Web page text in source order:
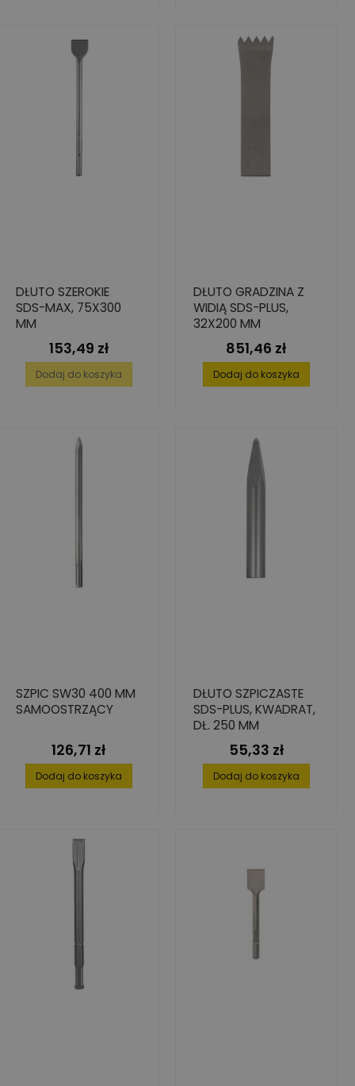
DŁUTO SZEROKIE
SDS-MAX, 75X300
MM
Cena
153,49 zł
Dodaj do koszyka
DŁUTO GRADZINA Z
WIDIĄ SDS-PLUS,
32X200 MM
Cena
851,46 zł
Dodaj do koszyka
SZPIC SW30 400 MM
SAMOOSTRZĄCY
Cena
126,71 zł
Dodaj do koszyka
DŁUTO SZPICZASTE
SDS-PLUS, KWADRAT,
DŁ. 250 MM
Cena
55,33 zł
Dodaj do koszyka